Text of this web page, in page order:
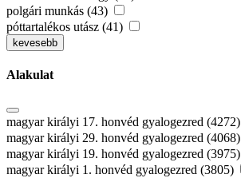
polgári munkás (43)
póttartalékos utász (41)
kevesebb
Alakulat
magyar királyi 17. honvéd gyalogezred (4272)
magyar királyi 29. honvéd gyalogezred (4068)
magyar királyi 19. honvéd gyalogezred (3975)
magyar királyi 1. honvéd gyalogezred (3805)